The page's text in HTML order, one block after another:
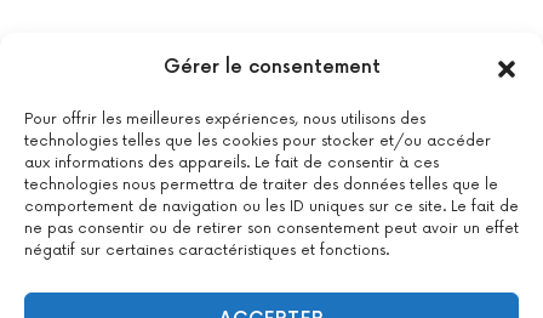
Gérer le consentement
Pour offrir les meilleures expériences, nous utilisons des
technologies telles que les cookies pour stocker et/ou accéder
aux informations des appareils. Le fait de consentir à ces
technologies nous permettra de traiter des données telles que le
comportement de navigation ou les ID uniques sur ce site. Le fait de
ne pas consentir ou de retirer son consentement peut avoir un effet
négatif sur certaines caractéristiques et fonctions.
La certification qualité a été délivrée au titre de la catégorie
suivante : actions de formations.Voir le certificat